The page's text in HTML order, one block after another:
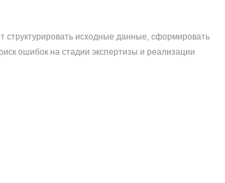
исходные данные, сформировать
ошибок на стадии экспертизы и реализации